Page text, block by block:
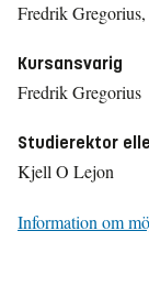
Fredrik
Kursansvarig
Fredrik Gregorius
Studierektor
Kjell O Lejon
Information om